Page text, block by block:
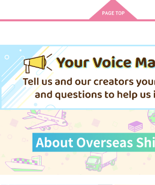
マグミット錠
220円（税込）
五条悟×虎杖悠仁
サンプル
作品詳細
は
爆速ししゃも
五条悟×虎杖悠仁
と
パンダファシズム
専売 220円（税込）
呪術廻戦
五条悟×虎杖悠仁
サンプル
カート
はしゃぎ太郎
専売 1,257円（税込）
五条悟×虎杖悠仁
サンプル